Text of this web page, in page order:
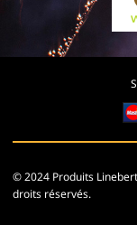
© 2024 Produits
droits réservés.